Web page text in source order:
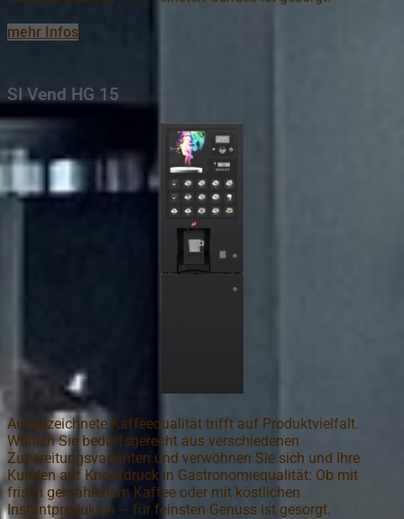
mehr Infos
SI Vend HG 15
Ausgezeichnete Kaffeequalität trifft auf Produktvielfalt.
Wählen Sie bedarfsgerecht aus verschiedenen
Zubereitungsvarianten und verwöhnen Sie sich und Ihre
Kunden auf Knopfdruck in Gastronomiequalität: Ob mit
frisch gemahlenem Kaffee oder mit köstlichen
Instantprodukten – für feinsten Genuss ist gesorgt.